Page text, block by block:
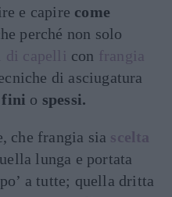
e capire come
perché non solo
di capelli con frangia
di asciugatura
fini o spessi.
che frangia sia scelta
lunga e portata
a tutte; quella dritta